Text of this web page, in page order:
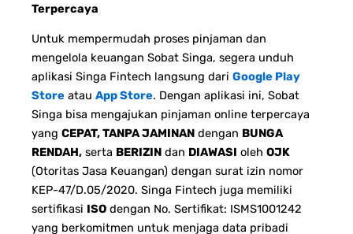
Terpercaya
Untuk mempermudah proses pinjaman dan
mengelola keuangan Sobat Singa, segera unduh
aplikasi Singa Fintech langsung dari Google Play
Store atau App Store. Dengan aplikasi ini, Sobat
Singa bisa mengajukan pinjaman online terpercaya
yang CEPAT, TANPA JAMINAN dengan BUNGA
RENDAH, serta BERIZIN dan DIAWASI oleh OJK
(Otoritas Jasa Keuangan) dengan surat izin nomor
KEP-47/D.05/2020. Singa Fintech juga memiliki
sertifikasi ISO dengan No. Sertifikat: ISMS1001242
yang berkomitmen untuk menjaga data pribadi